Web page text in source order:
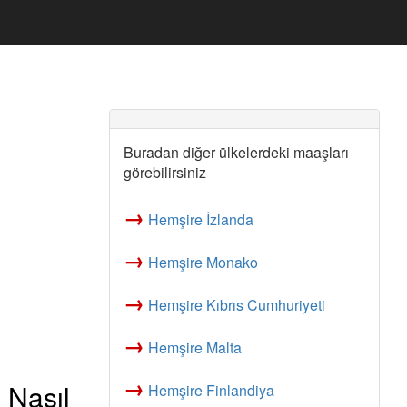
Buradan diğer ülkelerdeki maaşları
görebilirsiniz
→ Hemşire İzlanda
→ Hemşire Monako
→ Hemşire Kıbrıs Cumhuriyeti
→ Hemşire Malta
→ Hemşire Finlandiya